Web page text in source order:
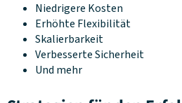
Niedrigere Kosten
Erhöhte Flexibilität
Skalierbarkeit
Verbesserte Sicherheit
Und mehr